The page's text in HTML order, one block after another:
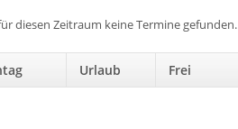
diesen Zeitraum keine Termine gefunden.
Urlaub Frei